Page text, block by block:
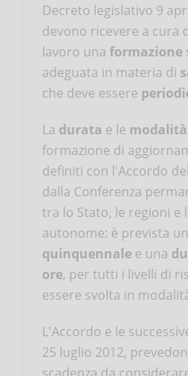
Decreto legislativo 9
devono ricevere a cura
lavoro una formazione
adeguata in materia di
che deve essere
La durata e le modalità
formazione di
definiti con l'Accordo
dalla Conferenza
tra lo Stato, le regioni e
autonome: è prevista
quinquennale e una
ore, per tutti i livelli di
essere svolta in
L'Accordo e le
25 luglio 2012,